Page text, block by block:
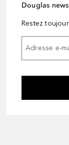
Douglas
Restez
Adresse e-